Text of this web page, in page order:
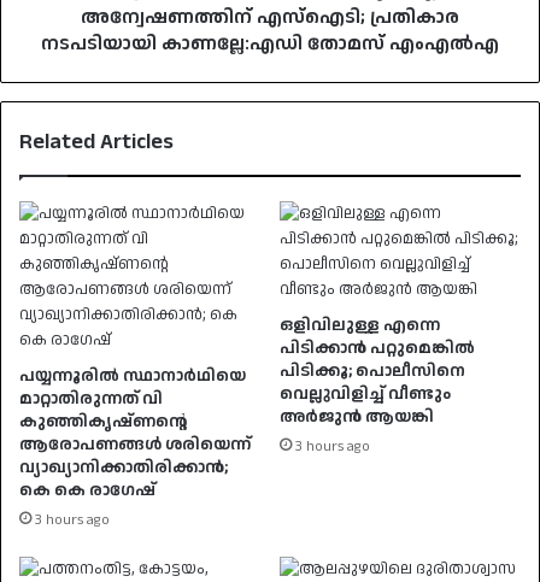
അന്വേഷണത്തിന് എസ്‌ഐടി; പ്രതികാര
നടപടിയായി കാണല്ലേ:എഡി തോമസ് എംഎല്‍എ
Related Articles
പയ്യന്നൂരിൽ സ്ഥാനാർഥിയെ
മാറ്റാതിരുന്നത് വി
കുഞ്ഞികൃഷ്ണന്റെ
ആരോപണങ്ങൾ ശരിയെന്ന്
വ്യാഖ്യാനിക്കാതിരിക്കാൻ;
കെ കെ രാഗേഷ്
3 hours ago
ഒളിവിലുള്ള എന്നെ
പിടിക്കാൻ പറ്റുമെങ്കിൽ
പിടിക്കൂ; പൊലീസിനെ
വെല്ലുവിളിച്ച് വീണ്ടും
അർജുൻ ആയങ്കി
3 hours ago